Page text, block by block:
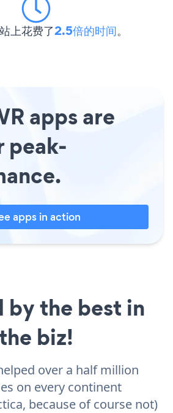
上花费了2.5倍的时间。
apps are
peak-
apps in action
by the best in
biz!
over a half million
on every continent
because of course not)